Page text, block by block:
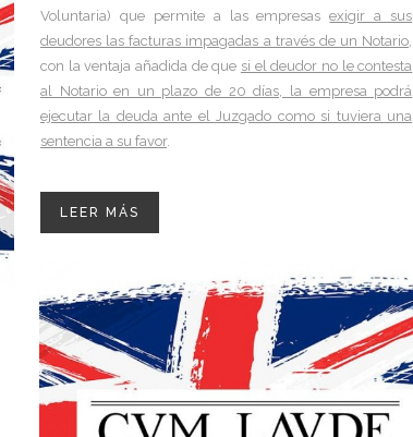
Voluntaria) que permite a las empresasexigir a sus
deudores las facturas impagadas a través de un Notario
con la ventaja añadida de que si el deudor no le contesta
al Notario en un plazo de 20 días, la empresa podrá
ejecutar la deuda ante el Juzgado como si tuviera una
sentencia a su favor.
LEER MÁS